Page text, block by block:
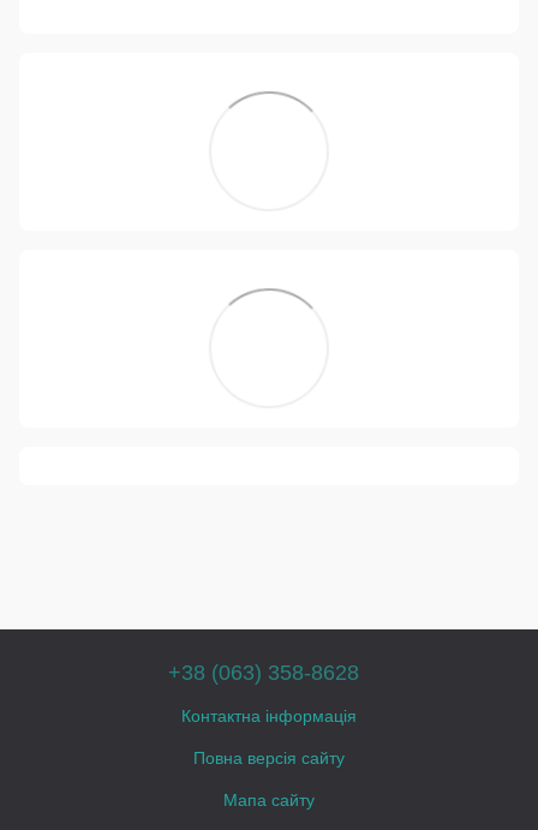
+38 (063) 358-8628
Контактна інформація
Повна версія сайту
Мапа сайту